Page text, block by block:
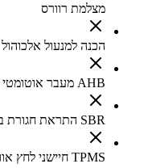
מצלמת רוורס
הכנה למנעול אלכוהול
AHB מעבר אוטומטי לאורות גבוהים
SBR התראת חגורת בטיחות
TPMS חיישני לחץ אוויר